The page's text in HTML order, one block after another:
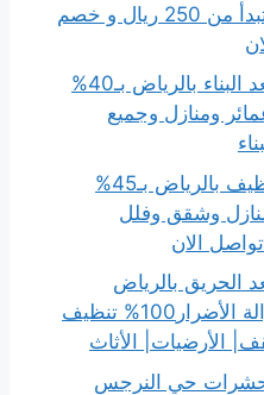
باسعار رخيصه تبدأ من 250 ريال و خصم
شركة تنظيف بعد البناء بالرياض بـ40%
ومنازل وجميع
افضل شركة تنظيف بالرياض بـ45%
وشقق وفلل
الحريق بالرياض
بـ23%خصم لإزالة الأضرار100% تنظيف
الأرضيات| الأثاث
حي النرجس